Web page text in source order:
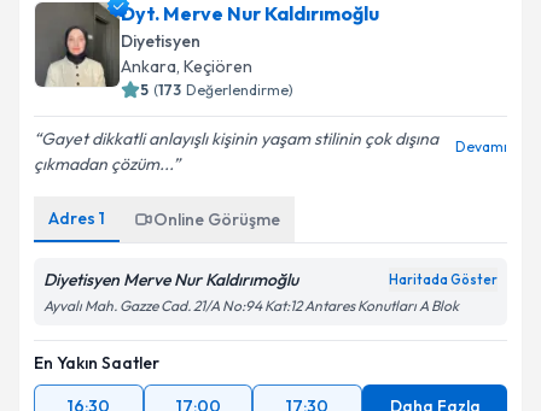
Dyt. Merve Nur Kaldırımoğlu
Diyetisyen
Ankara, Keçiören
5 (173 Değerlendirme)
Gayet dikkatli anlayışlı kişinin yaşam stilinin çok dışına
çıkmadan çözüm...
Devamı
Adres 1 Online Görüşme
Diyetisyen Merve Nur Kaldırımoğlu Haritada Göster
Ayvalı Mah. Gazze Cad. 21/A No:94 Kat:12 Antares Konutları A Blok
En Yakın Saatler
16:30
17:00 17:30 Daha Fazla